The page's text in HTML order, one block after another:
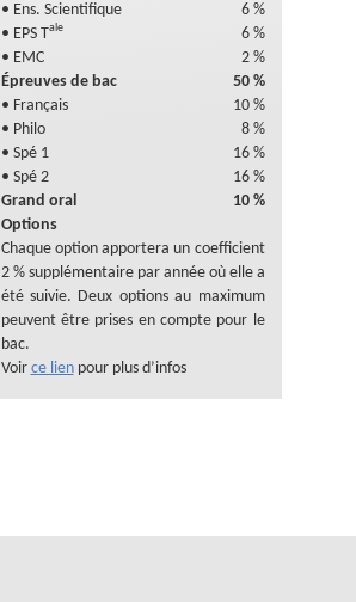
• Ens. Scientifique
6 %
• EPS Tale
6 %
• EMC
2 %
Épreuves de bac
50 %
• Français
10 %
• Philo
8 %
• Spé 1
16 %
• Spé 2
16 %
Grand oral
10 %
Options
Chaque option apportera un coefficient
2 % supplémentaire par année où elle a
été suivie. Deux options au maximum
peuvent être prises en compte pour le
bac.
Voir ce lienpour plus d’infos